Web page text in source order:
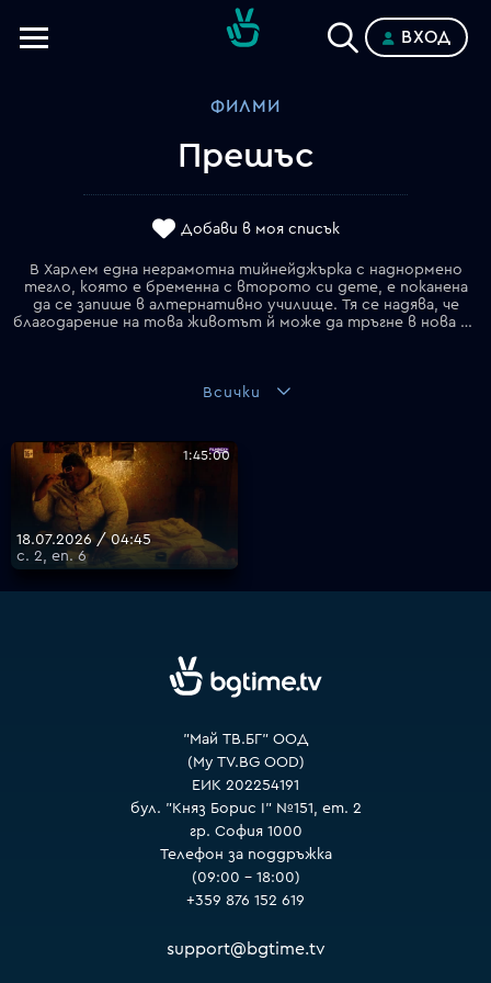
VOYO
ВХОД
ФИЛМИ
Прешъс
Добави в моя списък
В Харлем една неграмотна тийнейджърка с наднормено
тегло, която е бременна с второто си дете, е поканена
да се запише в алтернативно училище. Тя се надява, че
благодарение на това животът й може да тръгне в нова посока.
Всички
1:45:00
18.07.2026 / 04:45
с. 2, еп. 6
"Май ТВ.БГ" ООД
(My TV.BG OOD)
ЕИК 202254191
бул. "Княз Борис I" №151, ет. 2
гр. София 1000
Телефон за поддръжка
(09:00 – 18:00)
+359 876 152 619
support@bgtime.tv